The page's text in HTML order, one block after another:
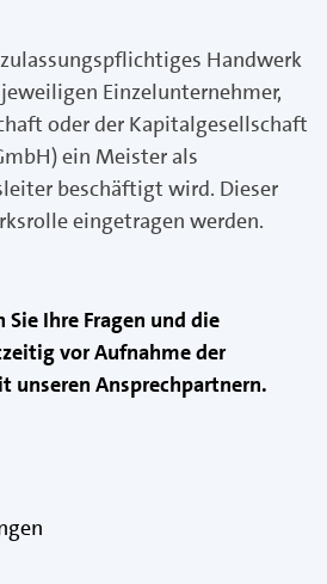
Handwerk
Einzelunternehmer,
oder der Kapitalgesellschaft
ein Meister als
beschäftigt wird. Dieser
eingetragen werden.
Sie Ihre Fragen und die
vor Aufnahme der
unseren Ansprechpartnern.